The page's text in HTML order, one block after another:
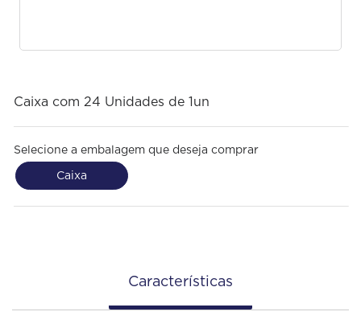
Caixa com 24 Unidades de 1un
Selecione a embalagem que deseja comprar
Caixa
Características